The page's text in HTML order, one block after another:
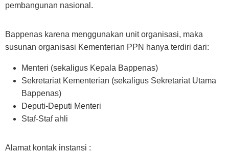
pembangunan nasional.
Bappenas karena menggunakan unit organisasi, maka
susunan organisasi Kementerian PPN hanya terdiri dari:
Menteri (sekaligus Kepala Bappenas)
Sekretariat Kementerian (sekaligus Sekretariat Utama
Bappenas)
Deputi-Deputi Menteri
Staf-Staf ahli
Alamat kontak instansi :